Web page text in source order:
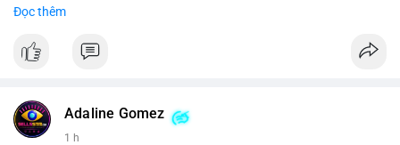
✔ Professional Customer Support
📱 WhatsApp: +1 (681) 549-2683
#linkedin #linkedinaccount #professionalnetwork
#digitalsolutions
#sellssmm
Đọc thêm
Adaline Gomez
1 h